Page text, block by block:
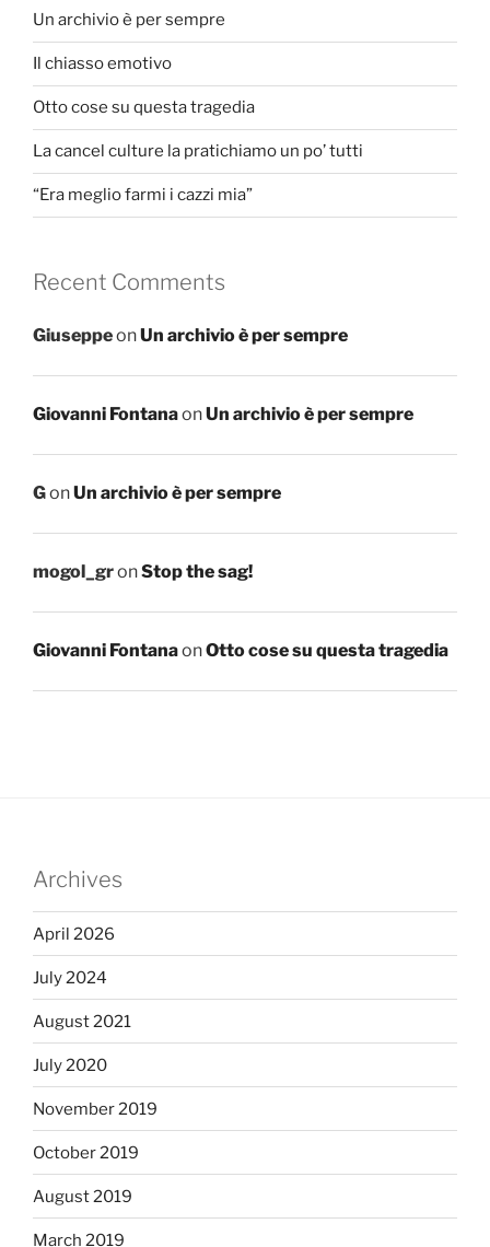
Un archivio è per sempre
Il chiasso emotivo
Otto cose su questa tragedia
La cancel culture la pratichiamo un po’ tutti
“Era meglio farmi i cazzi mia”
Recent Comments
GiuseppeonUn archivio è per sempre
Giovanni FontanaonUn archivio è per sempre
GonUn archivio è per sempre
mogol_gronStop the sag!
Giovanni FontanaonOtto cose su questa tragedia
Archives
April 2026
July 2024
August 2021
July 2020
November 2019
October 2019
August 2019
March 2019